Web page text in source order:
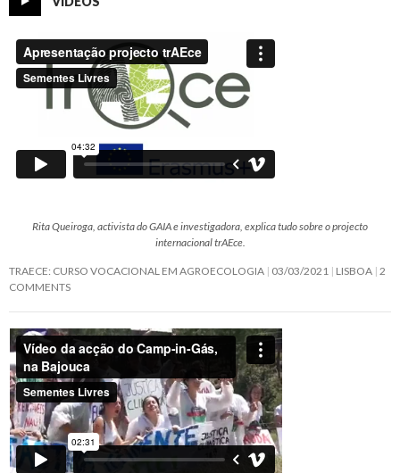
Rita Queiroga, activista do GAIA e investigadora, explica tudo sobre o projecto
internacional trAEce.
TRAECE: CURSO VOCACIONAL EM AGROECOLOGIA 03/03/2021 LISBOA 2
COMMENTS